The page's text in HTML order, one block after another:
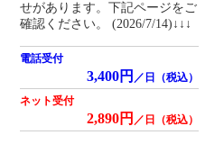
せがあります。下記ページをご
確認ください。 (2026/7/14)↓↓↓
電話受付
3,400円 ／日（税込）
ネット受付
2,890円 ／日（税込）